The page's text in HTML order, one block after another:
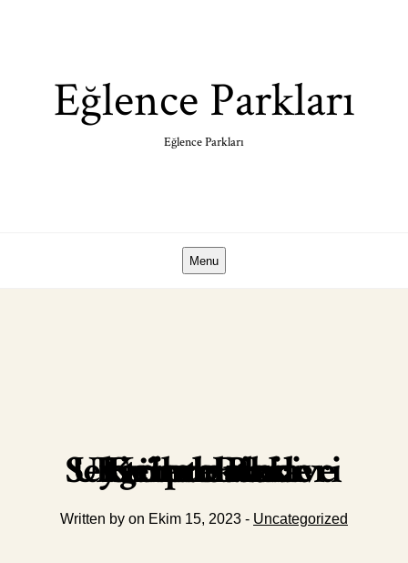
Eğlence Parkları
Eğlence Parkları
Menu
Kripto Para Birimlerinde Gelecekteki Uygulamalar ve Sektörel Etkileri
Written by on Ekim 15, 2023 - Uncategorized